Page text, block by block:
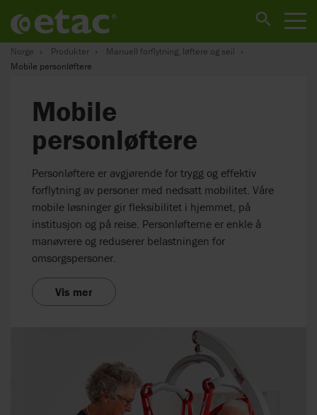
Norge Produkter
Manuell forflytning, løftere og seil
Mobile personløftere
Mobile
personløftere
Personløftere er avgjørende for trygg og effektiv
forflytning av personer med nedsatt mobilitet. Våre
mobile løsninger gir fleksibilitet i hjemmet, på
institusjon og på reise. Personløfterne er enkle å
manøvrere og reduserer belastningen for
omsorgspersoner.
Vis mer